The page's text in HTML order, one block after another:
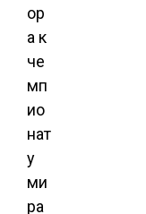
ор
а к
че
мп
ио
нат
у
ми
ра